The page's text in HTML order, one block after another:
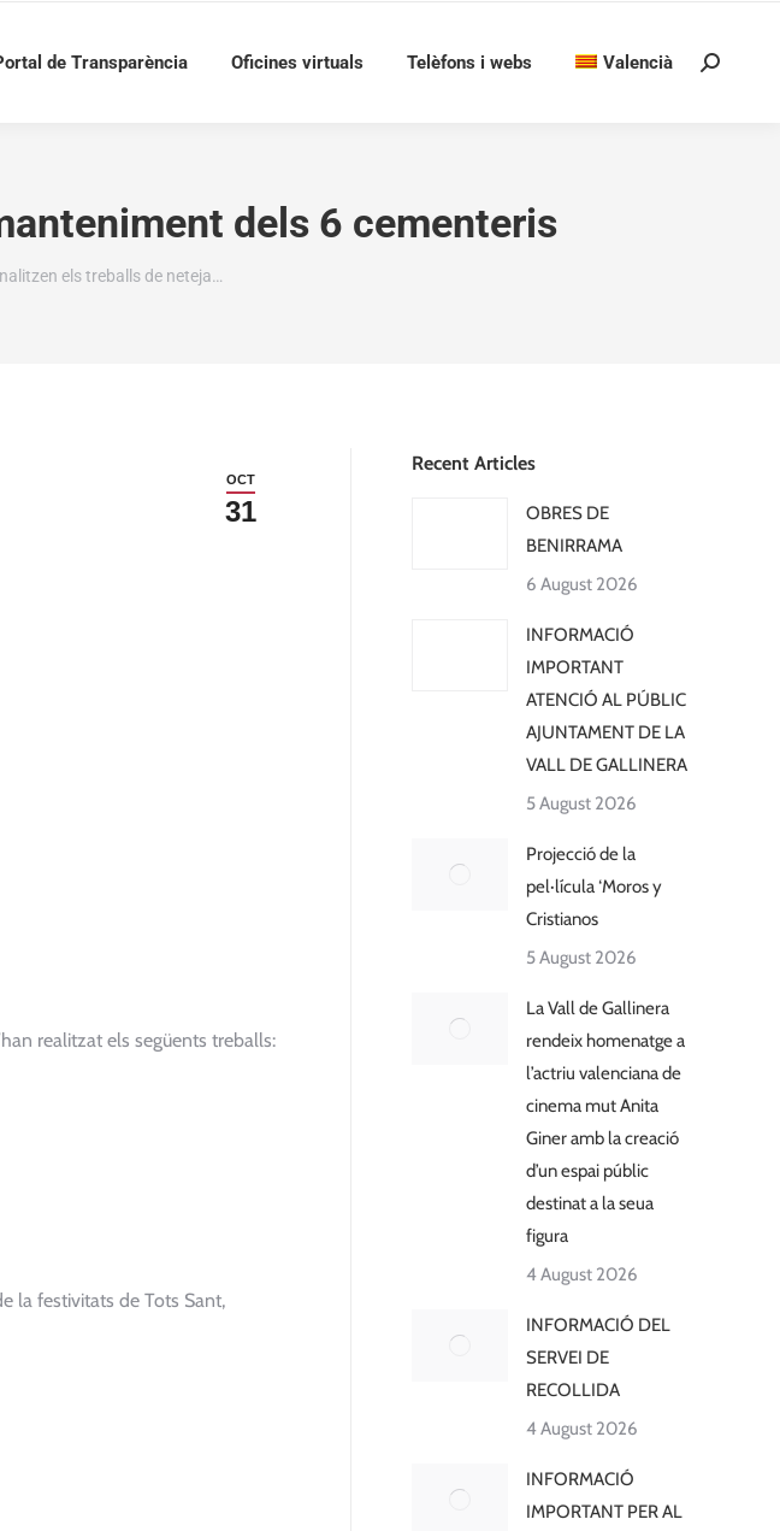
de Transparència Oficines virtuals Telèfons i webs Valencià Search:
dels 6 cementeris
els treballs de neteja…
OCT
31
realitzat els següents treballs:
la festivitats de Tots Sant,
Recent Articles
OBRES DE
BENIRRAMA
6 August 2026
INFORMACIÓ
IMPORTANT
ATENCIÓ AL PÚBLIC
AJUNTAMENT DE LA
VALL DE GALLINERA
5 August 2026
Projecció de la
pel·lícula ‘Moros y
Cristianos
5 August 2026
La Vall de Gallinera
rendeix homenatge a
l’actriu valenciana de
cinema mut Anita
Giner amb la creació
d’un espai públic
destinat a la seua
figura
4 August 2026
INFORMACIÓ DEL
SERVEI DE
RECOLLIDA
4 August 2026
INFORMACIÓ
IMPORTANT PER AL